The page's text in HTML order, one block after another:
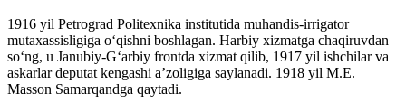
1916 yil Petrograd Politexnika institutida muhandis-irrigator
mutaxassisligiga o‘qishni boshlagan. Harbiy xizmatga chaqiruvdan
so‘ng, u Janubiy-G‘arbiy frontda xizmat qilib, 1917 yil ishchilar va
askarlar deputat kengashi a’zoligiga saylanadi. 1918 yil M.E.
Masson Samarqandga qaytadi.